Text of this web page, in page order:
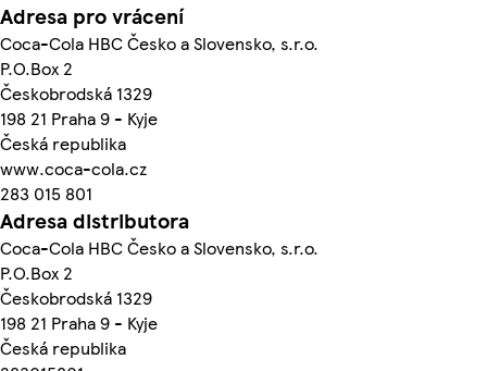
Adresa pro vrácení
Coca-Cola HBC Česko a Slovensko, s.r.o.
P.O.Box 2
Českobrodská 1329
198 21 Praha 9 - Kyje
Česká republika
www.coca-cola.cz
283 015 801
Adresa distributora
Coca-Cola HBC Česko a Slovensko, s.r.o.
P.O.Box 2
Českobrodská 1329
198 21 Praha 9 - Kyje
Česká republika